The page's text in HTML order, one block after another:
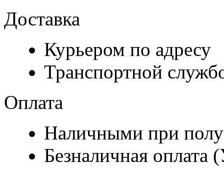
Доставка
Курьером по адресу
Транспортной
Оплата
Наличными при
Безналичная